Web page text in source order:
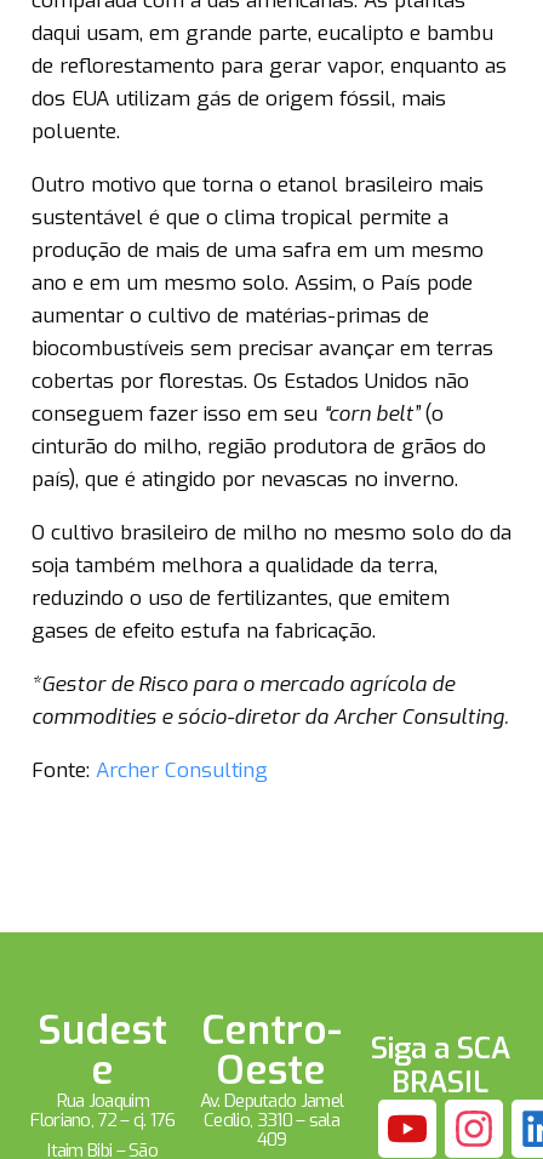
daqui usam, em grande parte, eucalipto e bambu
de reflorestamento para gerar vapor, enquanto as
dos EUA utilizam gás de origem fóssil, mais
poluente.
Outro motivo que torna o etanol brasileiro mais
sustentável é que o clima tropical permite a
produção de mais de uma safra em um mesmo
ano e em um mesmo solo. Assim, o País pode
aumentar o cultivo de matérias-primas de
biocombustíveis sem precisar avançar em terras
cobertas por florestas. Os Estados Unidos não
conseguem fazer isso em seu “corn belt”(o
cinturão do milho, região produtora de grãos do
país), que é atingido por nevascas no inverno.
O cultivo brasileiro de milho no mesmo solo do da
soja também melhora a qualidade da terra,
reduzindo o uso de fertilizantes, que emitem
gases de efeito estufa na fabricação.
*Gestor de Risco para o mercado agrícola de
commodities e sócio-diretor da Archer Consulting.
Fonte: Archer Consulting
Sudest
e
Rua Joaquim
Floriano, 72 – cj. 176
Itaim Bibi – São
Centro-
Oeste
Av. Deputado Jamel
Cecílio, 3310 – sala
409
Siga a SCA
BRASIL